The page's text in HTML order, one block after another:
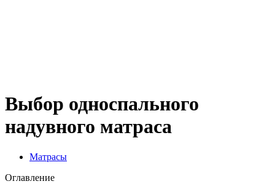
Выбор односпального
надувного матраса
Матрасы
Оглавление